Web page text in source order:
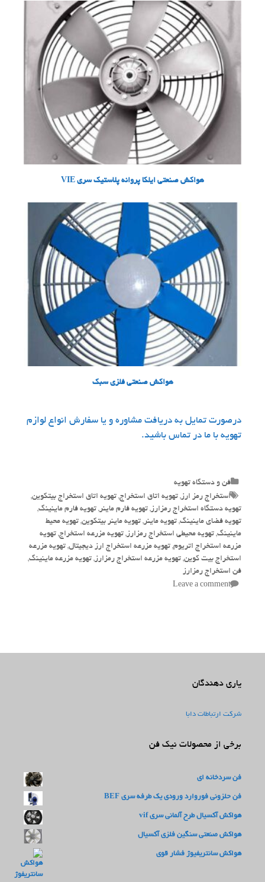
هواکش صنعتی ایلکا پروانه پلاستیک سری VIE
هواکش صنعتی فلزی سبک
درصورت تمایل به دریافت مشاوره و یا سفارش انواع لوازم
تهویه با ما در تماس باشید.
Categories
فن و دستگاه تهویه
Tags
استخراج رمز ارز, تهویه اتاق استخراج, تهویه اتاق استخراج بیتکوین,
تهویه دستگاه استخراج رمزارز, تهویه فارم ماینر, تهویه فارم ماینینگ,
تهویه فضای ماینینگ, تهویه ماینر, تهویه ماینر بیتکوین, تهویه محیط
ماینینگ, تهویه محیطی استخراج رمزارز, تهویه مزرعه استخراج, تهویه
مزرعه استخراج اتریوم, تهویه مزرعه استخراج ارز دیجیتال, تهویه مزرعه
استخراج بیت کوین, تهویه مزرعه استخراج رمزارز, تهویه مزرعه ماینینگ,
فن استخراج رمزارز
Leave a comment
یاری دهندگان
شرکت ارتباطات دابا
برخی از محصولات نیک فن
فن سردخانه ای
فن حلزونی فوروارد ورودی یک طرفه سری BEF
هواکش آکسیال طرح آلمانی سری vif
هواکش صنعتی سنگین فلزی آکسیال
هواکش سانتریفیوژ فشار قوی